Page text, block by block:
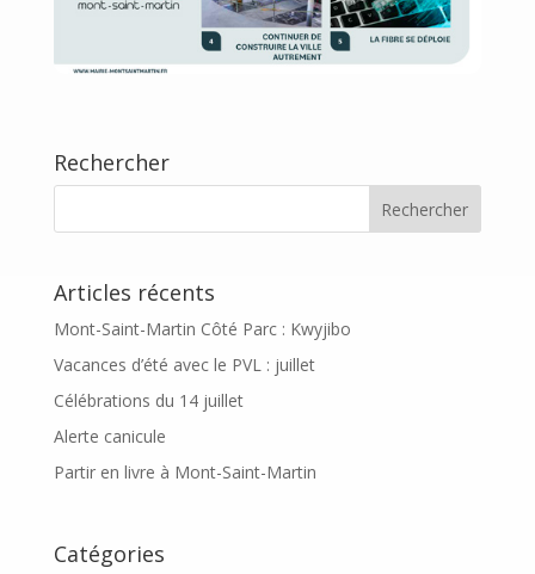
Rechercher
Articles récents
Mont-Saint-Martin Côté Parc : Kwyjibo
Vacances d’été avec le PVL : juillet
Célébrations du 14 juillet
Alerte canicule
Partir en livre à Mont-Saint-Martin
Catégories